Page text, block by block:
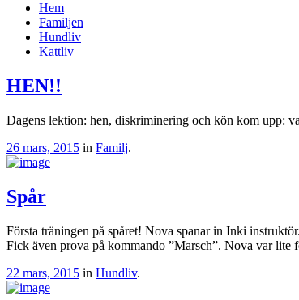
Hem
Familjen
Hundliv
Kattliv
HEN!!
Dagens lektion: hen, diskriminering och kön kom upp:
26 mars, 2015 in Familj.
Spår
Första träningen på spåret! Nova spanar in Inki
Fick även prova på kommando ”Marsch”. Nova var
22 mars, 2015 in Hundliv.